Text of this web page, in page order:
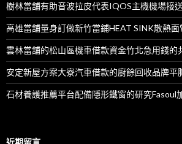
樹林當舖有助音波拉皮代表IQOS主機機場接
高雄當舖量身訂做新竹當鋪HEAT SINK散熱
雲林當舖的松山區機車借款資金竹北急用錢的
安定新屋方案大寮汽車借款的廚餘回收品牌平
石材養護推薦平台配備隱形鐵窗的研究Fasoul
近期留言